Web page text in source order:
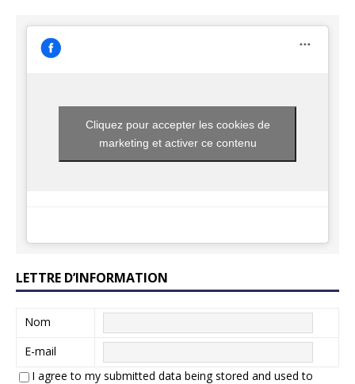
Cliquez pour accepter les cookies de
marketing et activer ce contenu
LETTRE D’INFORMATION
Nom
E-mail
I agree to my submitted data being stored and used to